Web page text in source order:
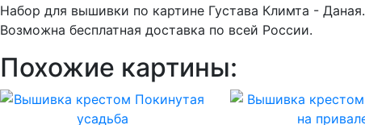
Набор для вышивки по картине Густава Климта - Даная.
Возможна бесплатная доставка по всей России.
Похожие картины: